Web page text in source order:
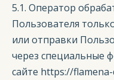
5.1. Оператор
Пользователя
или отправки
через специальные
сайте https://